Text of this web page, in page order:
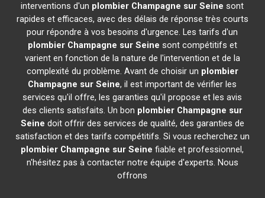
interventions d'un plombier Champagne sur Seine sont
rapides et efficaces, avec des délais de réponse très courts
pour répondre à vos besoins d'urgence. Les tarifs d'un
plombier Champagne sur Seine sont compétitifs et
varient en fonction de la nature de l'intervention et de la
complexité du problème. Avant de choisir un plombier
Champagne sur Seine, il est important de vérifier les
services qu'il offre, les garanties qu'il propose et les avis
des clients satisfaits. Un bon plombier Champagne sur
Seine doit offrir des services de qualité, des garanties de
satisfaction et des tarifs compétitifs. Si vous recherchez un
plombier Champagne sur Seine fiable et professionnel,
n'hésitez pas à contacter notre équipe d'experts. Nous
offrons